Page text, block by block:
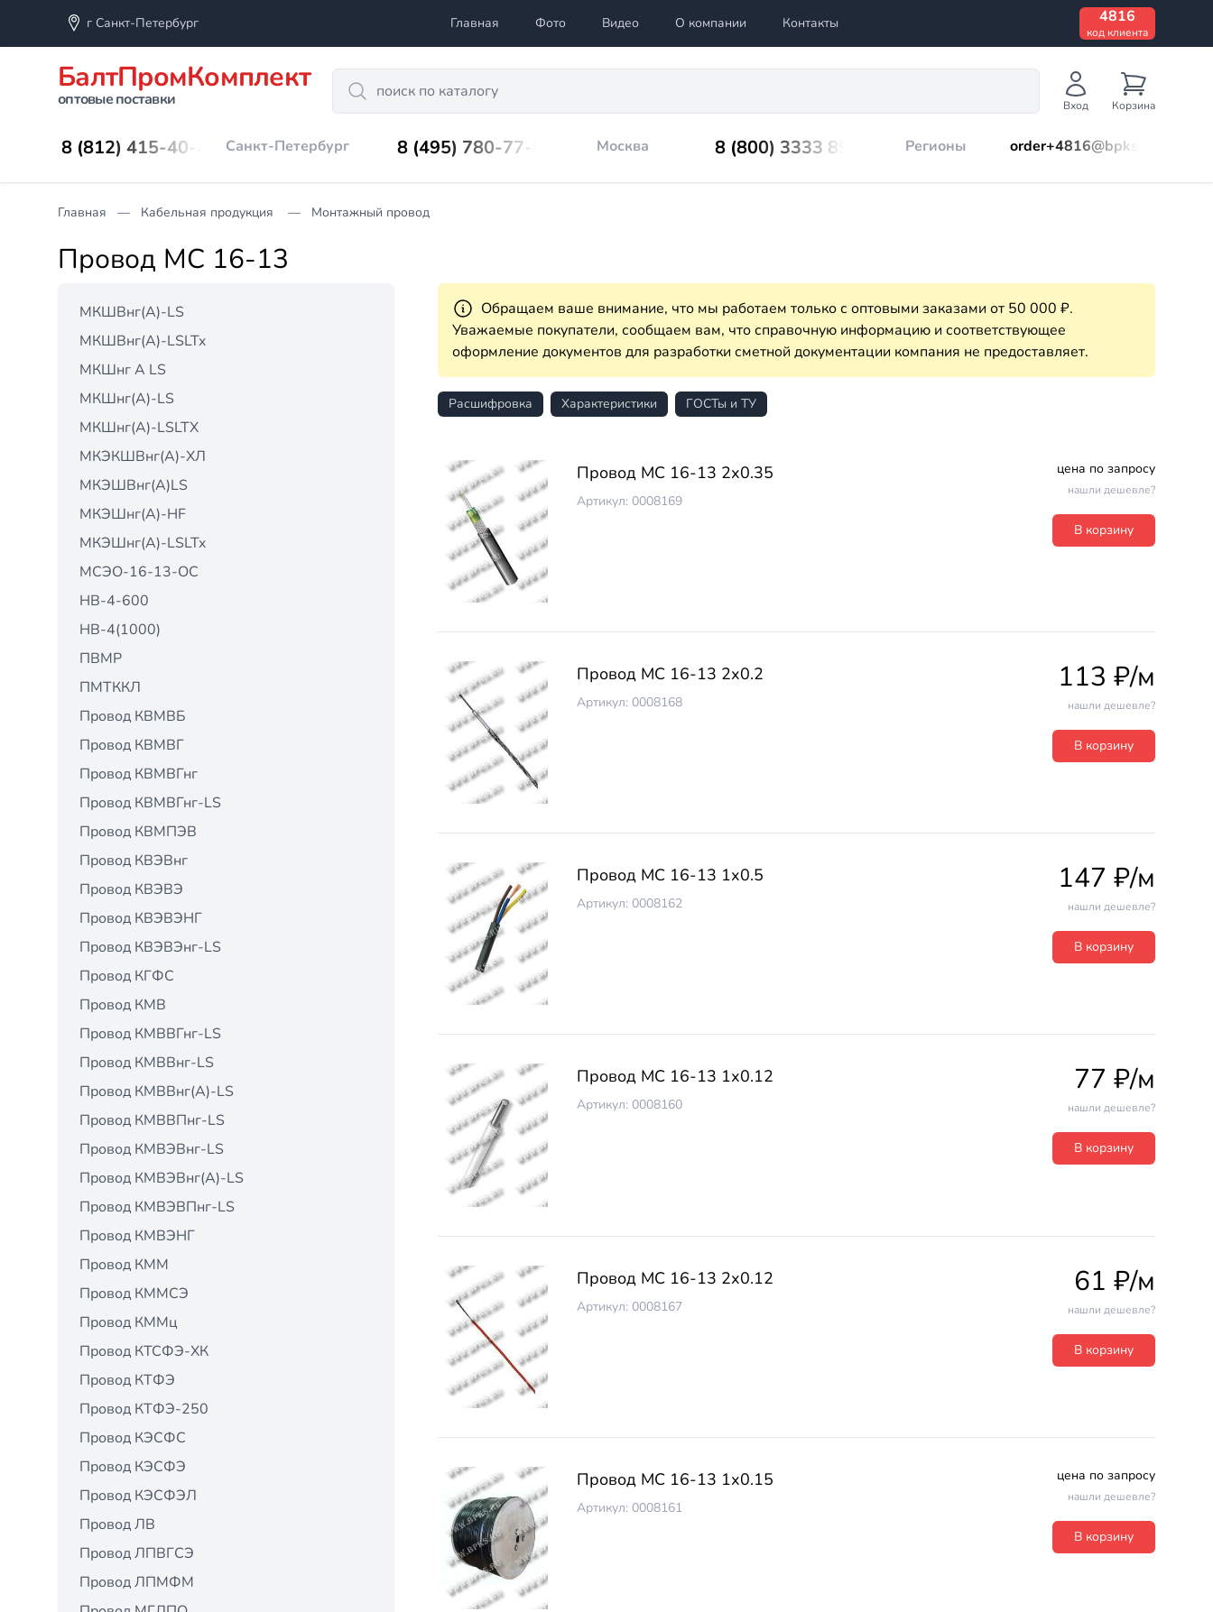
г Санкт-Петербург Главная Фото Видео О компании Контакты 4816
код клиента
БалтПромКомплект
оптовые поставки
Search
Вход Корзина
8 (812) 415-40-45 Санкт-Петербург 8 (495) 780-77-98 Москва 8 (800) 3333 899 Регионы order+4816@bpks.ru
Главная Кабельная продукция Монтажный провод
Провод МС 16-13
МКШВнг(А)-LS
МКШВнг(А)-LSLTx
МКШнг А LS
МКШнг(А)-LS
МКШнг(А)-LSLTX
МКЭКШВнг(А)-ХЛ
МКЭШВнг(А)LS
МКЭШнг(А)-HF
МКЭШнг(А)-LSLTx
МСЭО-16-13-ОС
НВ-4-600
НВ-4(1000)
ПВМР
ПМТККЛ
Провод КВМВБ
Провод КВМВГ
Провод КВМВГнг
Провод КВМВГнг-LS
Провод КВМПЭВ
Провод КВЭВнг
Провод КВЭВЭ
Провод КВЭВЭНГ
Провод КВЭВЭнг-LS
Провод КГФС
Провод КМВ
Провод КМВВГнг-LS
Провод КМВВнг-LS
Провод КМВВнг(А)-LS
Провод КМВВПнг-LS
Провод КМВЭВнг-LS
Провод КМВЭВнг(А)-LS
Провод КМВЭВПнг-LS
Провод КМВЭНГ
Провод КММ
Провод КММСЭ
Провод КММц
Провод КТСФЭ-ХК
Провод КТФЭ
Провод КТФЭ-250
Провод КЭСФС
Провод КЭСФЭ
Провод КЭСФЭЛ
Провод ЛВ
Провод ЛПВГСЭ
Провод ЛПМФМ
Обращаем ваше внимание, что мы работаем только с оптовыми заказами от 50 000 ₽.
Уважаемые покупатели, сообщаем вам, что справочную информацию и соответствующее
оформление документов для разработки сметной документации компания не предоставляет.
Расшифровка Характеристики ГОСТы и ТУ
Провод МС 16-13 2х0.35
Артикул: 0008169
цена по запросу
нашли дешевле?
В корзину
Провод МС 16-13 2х0.2
Артикул: 0008168
113 ₽/м
нашли дешевле?
В корзину
Провод МС 16-13 1х0.5
Артикул: 0008162
147 ₽/м
нашли дешевле?
В корзину
Провод МС 16-13 1х0.12
Артикул: 0008160
77 ₽/м
нашли дешевле?
В корзину
Провод МС 16-13 2х0.12
Артикул: 0008167
61 ₽/м
нашли дешевле?
В корзину
Провод МС 16-13 1х0.15
Артикул: 0008161
цена по запросу
нашли дешевле?
В корзину